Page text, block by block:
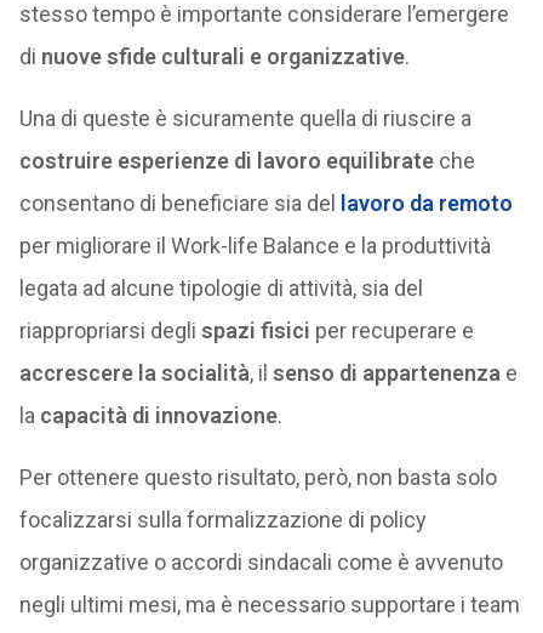
stesso tempo è importante considerare l’emergere
di nuove sfide culturali e organizzative.
Una di queste è sicuramente quella di riuscire a
costruire esperienze di lavoro equilibrateche
consentano di beneficiare sia del
lavoro da remoto
per migliorare il Work-life Balance e la produttività
legata ad alcune tipologie di attività, sia del
riappropriarsi degli spazi fisici per recuperare e
accrescere la socialità, il senso di appartenenza e
la capacità di innovazione.
Per ottenere questo risultato, però, non basta solo
focalizzarsi sulla formalizzazione di policy
organizzative o accordi sindacali come è avvenuto
negli ultimi mesi, ma è necessario supportare i team